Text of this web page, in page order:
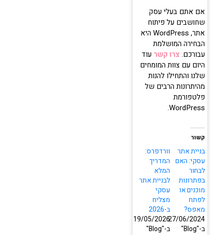
אם אתם בעלי עסק
שחושבים על פיתוח
אתר, WordPress היא
הבחירה המושלמת
עבורכם.צרו קשר עוד
היום עם צוות המומחים
שלנו והתחילו להנות
מהיתרונות הרבים של
פלטפורמת
WordPress.
קשור
בניית אתר
עסקי: האם
לבחור
בפתרונות
מוכנים או
לפתח
מאפס?
27/06/2024
ב-"Blog"
וורדפרס:
המדריך
המלא
לבניית אתר
עסקי
מצליח
ב-2026
19/05/2026
ב-"Blog"
העוזר של שחר דיגיטל
מחובר ומוכן לעזור